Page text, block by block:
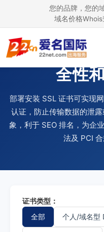
您的品牌，您的
域名价格Whois
使用 SSL
全性
部署安装 SSL 证书可实现
认证，防止传输数据的泄
象，利于 SEO 排名，为企
法及 PCI 合
证书类型：
全部
个人/域名型